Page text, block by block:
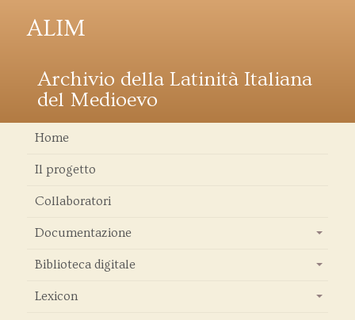
ALIM
Archivio della Latinità Italiana
del Medioevo
Home
Il progetto
Collaboratori
Documentazione
Biblioteca digitale
Lexicon